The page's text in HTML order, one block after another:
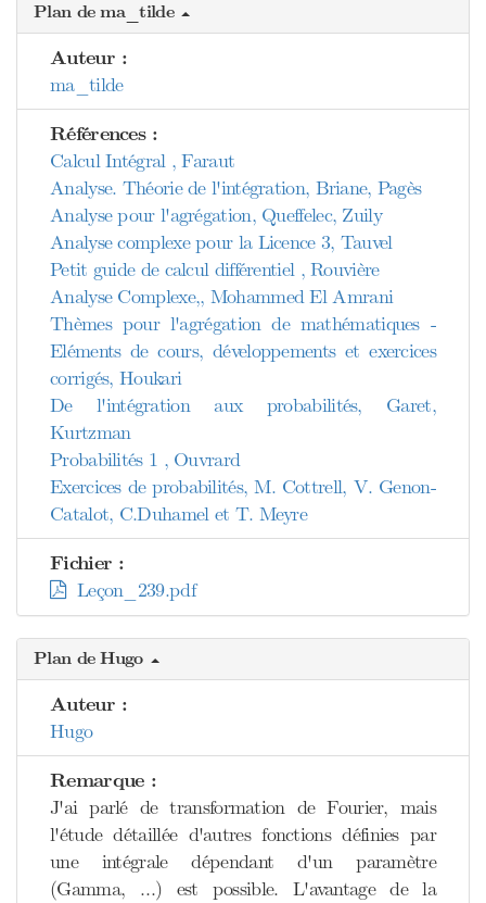
Plan de ma_tilde
Auteur :
ma_tilde
Références :
Calcul Intégral , Faraut
Analyse. Théorie de l'intégration, Briane, Pagès
Analyse pour l'agrégation, Queffelec, Zuily
Analyse complexe pour la Licence 3, Tauvel
Petit guide de calcul différentiel , Rouvière
Analyse Complexe,, Mohammed El Amrani
Thèmes pour l'agrégation de mathématiques -
Eléments de cours, développements et exercices
corrigés, Houkari
De l'intégration aux probabilités, Garet,
Kurtzman
Probabilités 1 , Ouvrard
Exercices de probabilités, M. Cottrell, V. Genon-
Catalot, C.Duhamel et T. Meyre
Fichier :
Leçon_239.pdf
Plan de Hugo
Auteur :
Hugo
Remarque :
J'ai parlé de transformation de Fourier, mais
l'étude détaillée d'autres fonctions définies par
une intégrale dépendant d'un paramètre
(Gamma, …) est possible. L'avantage de la